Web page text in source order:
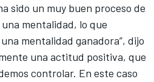
sido un muy buen proceso de
mentalidad, lo que
mentalidad ganadora”, dijo
una actitud positiva, que
controlar. En este caso